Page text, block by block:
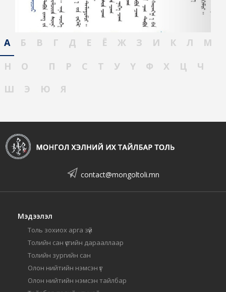
А Б В Г Д Е Ё Ж З И К Л
М
Н
О П Р С Т У Ү Ф Х Ц
Ч
Ш
Э Ю Я
contact@mongoltoli.mn
Мэдээлэл
Толь зохиох арга зүй
Толийн сан үсгийн дарааллаар
Толийн зургийн сан
Олон нийтийн нэмсэн үг
Олон нийтийн нэмсэн тайлбар